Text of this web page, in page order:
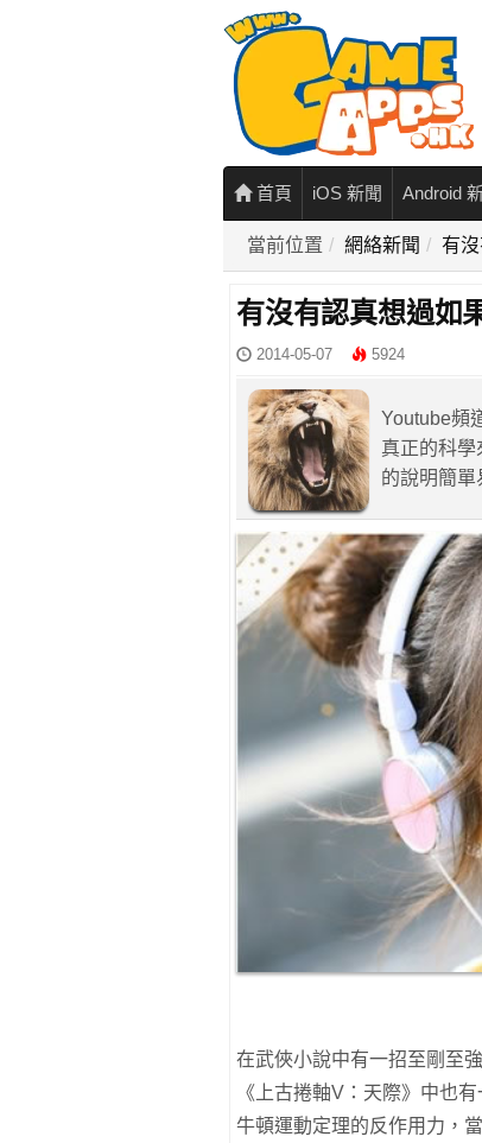
首頁 iOS 新聞 Android
當前位置 網絡新聞 有
有沒有認真想過如
2014-05-07 5924
Youtube頻
真正的科
的說明簡單
在武俠小說中有一招至剛至
《上古捲軸V：天際》中也
牛頓運動定理的反作用力，